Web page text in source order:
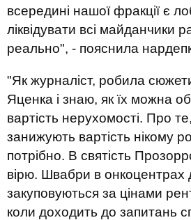
всередині нашої фракції є
ліквідувати всі майданчики
реально", - пояснила
"Як журналіст, робила
Яценка і знаю, як їх можна
вартість нерухомості. Про
занижують вартість нікому
потрібно. В святість
вірю. Швабри в онкоцентрах
закуповуються за цінами
коли доходить до запитань